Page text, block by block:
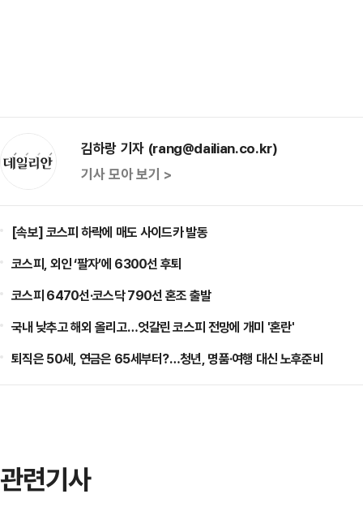
김하랑 기자 (rang@dailian.co.kr)
기사 모아 보기 >
[속보] 코스피 하락에 매도 사이드카 발동
코스피, 외인 ‘팔자’에 6300선 후퇴
코스피 6470선·코스닥 790선 혼조 출발
국내 낮추고 해외 올리고…엇갈린 코스피 전망에 개미 '혼란'
퇴직은 50세, 연금은 65세부터?…청년, 명품·여행 대신 노후준비
관련기사